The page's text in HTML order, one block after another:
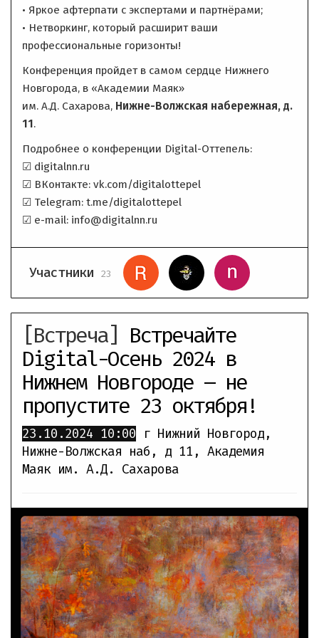
• Яркое афтерпати с экспертами и партнёрами;
• Нетворкинг, который расширит ваши
профессиональные горизонты!
Конференция пройдет в самом сердце Нижнего
Новгорода, в «Академии Маяк»
им. А.Д. Сахарова, Нижне-Волжская набережная, д.
11.
Подробнее о конференции Digital-Оттепель:
☑ digitalnn.ru
☑ ВКонтакте: vk.com/digitalottepel
☑ Telegram: t.me/digitalottepel
☑ e-mail: info@digitalnn.ru
Участники 23
[Встреча]
Встречайте
Digital-Осень 2024 в
Нижнем Новгороде – не
пропустите 23 октября!
23.10.2024 10:00
г Нижний Новгород,
Нижне-Волжская наб, д 11 , Академия
Маяк им. А.Д. Сахарова